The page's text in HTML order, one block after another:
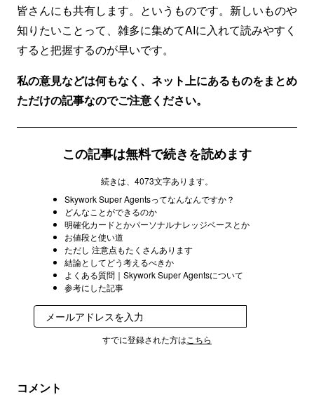
皆さんにも共有します。というものです。新しいものや
知りたいことって、雑多に集めてAIに入れて読みやすく
すると把握するのが早いです。
私の意見などは何もなく、ネット上にあるものをまとめ
ただけの記事なのでご注意ください。
この記事は無料で続きを読めます
続きは、4073文字あります。
Skywork Super Agentsってなんなんですか？
どんなことができるのか
明確化カードとかパーソナルナレッジベースとか
お値段と使い道
ただし 注意点もたくさんあります
結論としてどう考えるべきか
よくある質問｜Skywork Super Agentsについて
参考にした記事
すでに登録された方は こちら
コメント